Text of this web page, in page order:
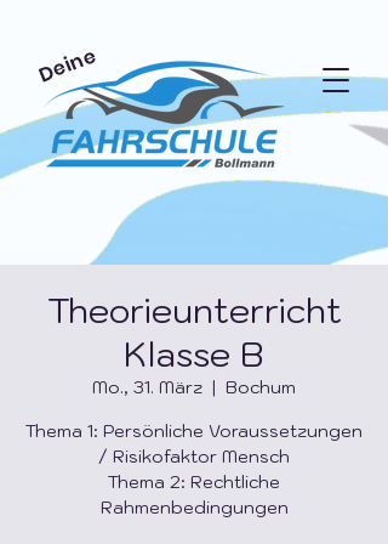
Deine
Theorieunterricht
Klasse B
Mo., 31. März
  |
Bochum
Thema 1: Persönliche Voraussetzungen
/ Risikofaktor Mensch
Thema 2: Rechtliche
Rahmenbedingungen